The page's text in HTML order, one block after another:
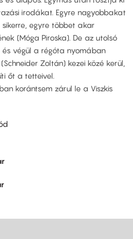
irodákat. Egyre nagyobbakat
egyre többet akar
(Móga Piroska). De az utolsó
végül a régóta nyomában
Zoltán) kezei közé kerül,
őt a tetteivel.
korántsem zárul le a Viszkis